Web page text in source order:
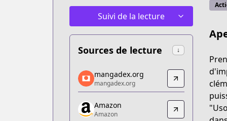
Suivi de la lecture
Sources de lecture ↓
mangadex.org
mangadex.org
https://mangadex.org/title/a07320a4-
Amazon
mangadex.org
mangadex.org
Amazon
Amazon